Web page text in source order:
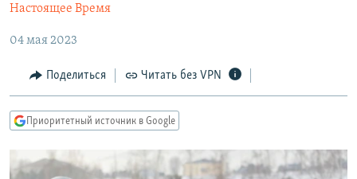
Вернутся
главной
навигации
Вернутся
поиску
ЦИТАТЫ СВОБОДЫ
МНЕНИЯ
КУЛЬТУРА
IDEL.РЕАЛИИ
КАВКАЗ.РЕАЛИИ
СЕВЕР.РЕАЛИИ
Настоящее Время
04 мая 2023
Поделиться Читать без VPN
Приоритетный источник в Google